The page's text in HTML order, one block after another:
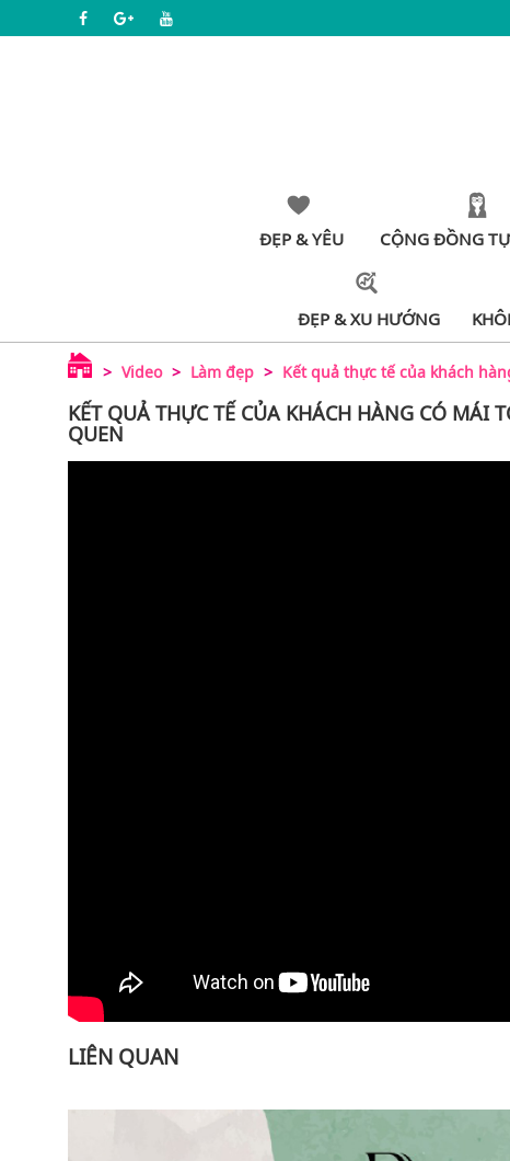
ĐẸP & YÊU CỘNG ĐỒNG
ĐẸP & XU HƯỚNG
Video Làm đẹp Kết quả thực tế của khách
KẾT QUẢ THỰC TẾ CỦA KHÁCH HÀNG CÓ MÁI
QUEN
LIÊN QUAN